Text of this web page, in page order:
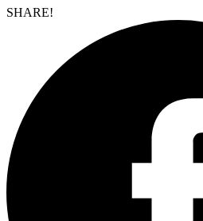
SHARE!